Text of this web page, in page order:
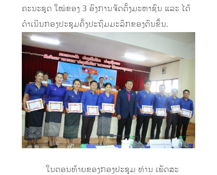
ຄະນະຊຸດ ໃໝ່ຂອງ 3 ອົງການຈັດຕັ້ງມະຫາຊົນ ແລະ ໄດ້
ດຳເນີນກອງປະຊຸມຄັ້ງປະຖົມມະລຶກຂອງຕົນຂື້ນ.
​ ​ໃນ​ຕອນ​ທ້າ​ຍຂອງ​ກອງ​ປະຊຸມ ທ່ານ ເພັດສະ